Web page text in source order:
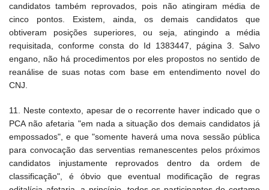
candidatos também reprovados, pois não atingiram média de
cinco pontos. Existem, ainda, os demais candidatos que
obtiveram posições superiores, ou seja, atingindo a média
requisitada, conforme consta do Id 1383447, página 3. Salvo
engano, não há procedimentos por eles propostos no sentido de
reanálise de suas notas com base em entendimento novel do
CNJ.
11. Neste contexto, apesar de o recorrente haver indicado que o
PCA não afetaria "em nada a situação dos demais candidatos já
empossados", e que "somente haverá uma nova sessão pública
para convocação das serventias remanescentes pelos próximos
candidatos injustamente reprovados dentro da ordem de
classificação", é óbvio que eventual modificação de regras